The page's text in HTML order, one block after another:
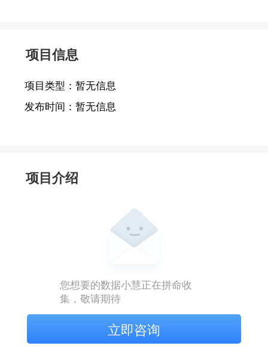
项目信息
项目类型： 暂无信息
发布时间： 暂无信息
项目介绍
您想要的数据小慧正在拼命收
集，敬请期待
立即咨询